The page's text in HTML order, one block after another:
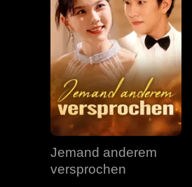
Jemand anderem
versprochen